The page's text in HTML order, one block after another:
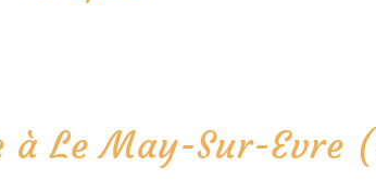
à Le May-Sur-Evre